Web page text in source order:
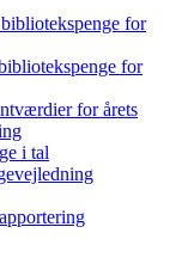
for
for
for årets
i tal